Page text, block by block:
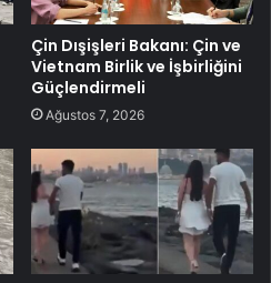
Çin Dışişleri Bakanı: Çin ve
Vietnam Birlik ve İşbirliğini
Güçlendirmeli
Ağustos 7, 2026